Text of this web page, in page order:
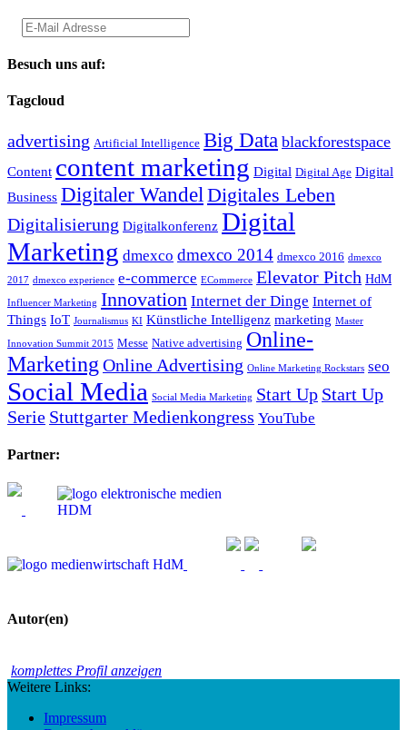
Besuch uns auf:
Tagcloud
advertising Artificial Intelligence Big Data blackforestspace
Content content marketing Digital Digital Age Digital
Business Digitaler Wandel Digitales Leben
Digitalisierung Digitalkonferenz Digital
Marketing dmexco dmexco 2014 dmexco 2016 dmexco
2017 dmexco experience e-commerce ECommerce Elevator Pitch HdM
Influencer Marketing Innovation Internet der Dinge Internet of
Things IoT Journalismus KI Künstliche Intelligenz marketing Master
Innovation Summit 2015 Messe Native advertising Online-
Marketing Online Advertising Online Marketing Rockstars seo
Social Media Social Media Marketing Start Up Start Up
Serie Stuttgarter Medienkongress YouTube
Partner:
Autor(en)
komplettes Profil anzeigen
Weitere Links:
Impressum